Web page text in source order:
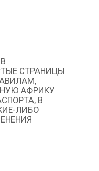
СТРАНИЦЫ
АФРИКУ
В
ЛИБО